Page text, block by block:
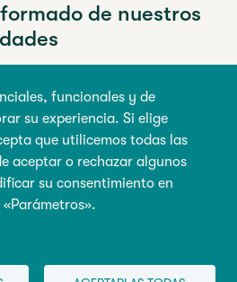
funcionales y de
su experiencia. Si elige
que utilicemos todas las
aceptar o rechazar algunos
su consentimiento en
de nuestros
Apellido